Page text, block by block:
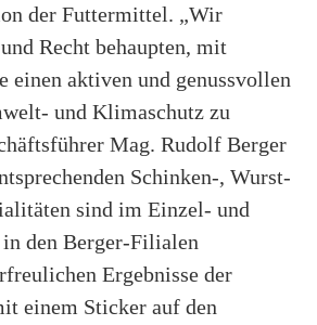
der Futtermittel. „Wir
Recht behaupten, mit
einen aktiven und genussvollen
und Klimaschutz zu
Mag. Rudolf Berger
Schinken-, Wurst-
sind im Einzel- und
den Berger-Filialen
Ergebnisse der
einem Sticker auf den